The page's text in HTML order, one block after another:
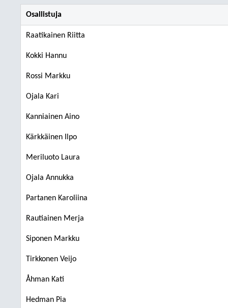
Osallistuja
Raatikainen Riitta
Kokki Hannu
Rossi Markku
Ojala Kari
Kanniainen Aino
Kärkkäinen Ilpo
Meriluoto Laura
Ojala Annukka
Partanen Karoliina
Rautiainen Merja
Siponen Markku
Tirkkonen Veijo
Åhman Kati
Hedman Pia